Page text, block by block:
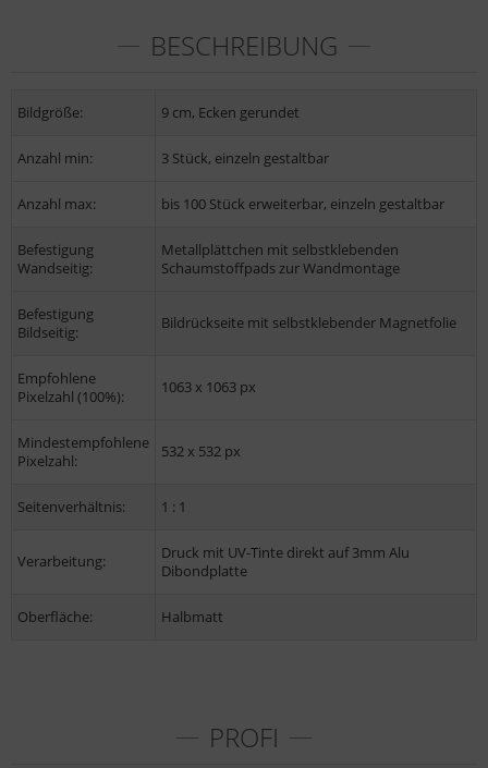
BESCHREIBUNG
Bildgröße: 9 cm, Ecken gerundet
Anzahl min: 3 Stück, einzeln gestaltbar
Anzahl max: bis 100 Stück erweiterbar, einzeln gestaltbar
Befestigung
Wandseitig:
Metallplättchen mit selbstklebenden
Schaumstoffpads zur Wandmontage
Befestigung
Bildseitig:
Bildrückseite mit selbstklebender Magnetfolie
Empfohlene
Pixelzahl (100%):
1063 x 1063 px
Mindestempfohlene
Pixelzahl:
532 x 532 px
Seitenverhältnis: 1 : 1
Verarbeitung:
Druck mit UV-Tinte direkt auf 3mm Alu
Dibondplatte
Oberfläche: Halbmatt
PROFI